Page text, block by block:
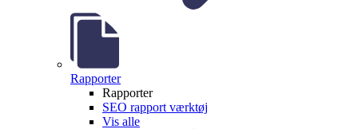
Rapporter
Rapporter
SEO rapport værktøj
Vis alle